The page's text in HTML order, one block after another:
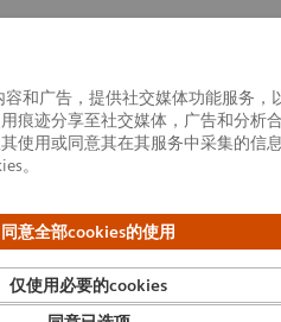
和广告，提供社交媒体功能服务，
痕迹分享至社交媒体，广告和分析
使用或同意其在其服务中采集的信
。
同意全部cookies的使用
仅使用必要的cookies
床解决方案 相关信息
断系统
P